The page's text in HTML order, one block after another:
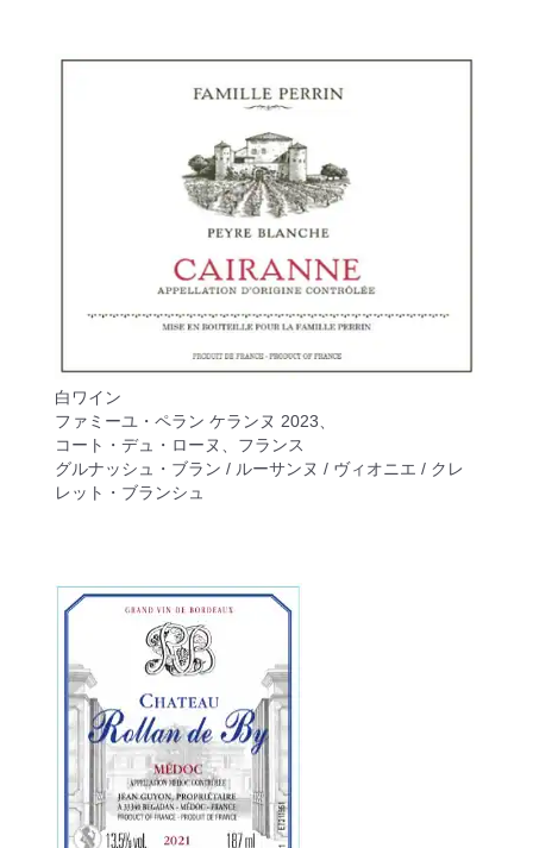
白ワイン
ファミーユ・ペラン ケランヌ 2023、
コート・デュ・ローヌ、フランス
グルナッシュ・ブラン / ルーサンヌ / ヴィオニエ / クレ
レット・ブランシュ